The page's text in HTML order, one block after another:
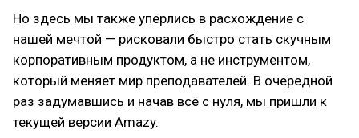
Но здесь мы также упёрлись в расхождение с
нашей мечтой — рисковали быстро стать скучным
корпоративным продуктом, а не инструментом,
который меняет мир преподавателей. В очередной
раз задумавшись и начав всё с нуля, мы пришли к
текущей версии Amazy.